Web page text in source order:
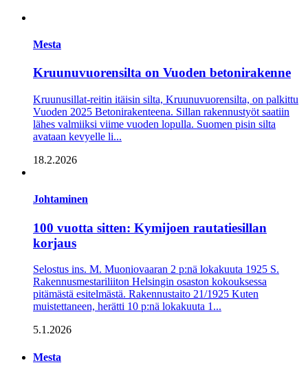
Mesta
Kruunuvuorensilta on Vuoden betonirakenne
Kruunusillat-reitin itäisin silta, Kruunuvuorensilta, on palkittu
Vuoden 2025 Betonirakenteena. Sillan rakennustyöt saatiin
lähes valmiiksi viime vuoden lopulla. Suomen pisin silta
avataan kevyelle li...
18.2.2026
Johtaminen
100 vuotta sitten: Kymijoen rautatiesillan
korjaus
Selostus ins. M. Muoniovaaran 2 p:nä lokakuuta 1925 S.
Rakennusmestariliiton Helsingin osaston kokouksessa
pitämästä esitelmästä. Rakennustaito 21/1925 Kuten
muistettaneen, herätti 10 p:nä lokakuuta 1...
5.1.2026
Mesta